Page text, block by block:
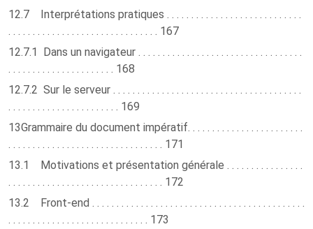
12.7 Interprétations pratiques . . . . . . . . . . . . . . . . . . . . . . . . . . . .
. . . . . . . . . . . . . . . . . . . . . . . . . . . . . . . 167
12.7.1 Dans un navigateur . . . . . . . . . . . . . . . . . . . . . . . . . . . . . . . . . .
. . . . . . . . . . . . . . . . . . . . . . 168
12.7.2 Sur le serveur . . . . . . . . . . . . . . . . . . . . . . . . . . . . . . . . . . . . . . .
. . . . . . . . . . . . . . . . . . . . . . . 169
13Grammaire du document impératif. . . . . . . . . . . . . . . . . . . . . . . .
. . . . . . . . . . . . . . . . . . . . . . . . . . . . . . . . 171
13.1 Motivations et présentation générale . . . . . . . . . . . . . . . .
. . . . . . . . . . . . . . . . . . . . . . . . . . . . . . . . 172
13.2 Front-end . . . . . . . . . . . . . . . . . . . . . . . . . . . . . . . . . . . . . . . . . . . .
. . . . . . . . . . . . . . . . . . . . . . . . . . . . . 173